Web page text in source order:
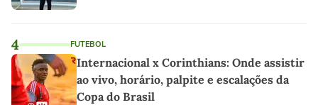
4 FUTEBOL
Internacional x Corinthians: Onde assistir
ao vivo, horário, palpite e escalações da
Copa do Brasil